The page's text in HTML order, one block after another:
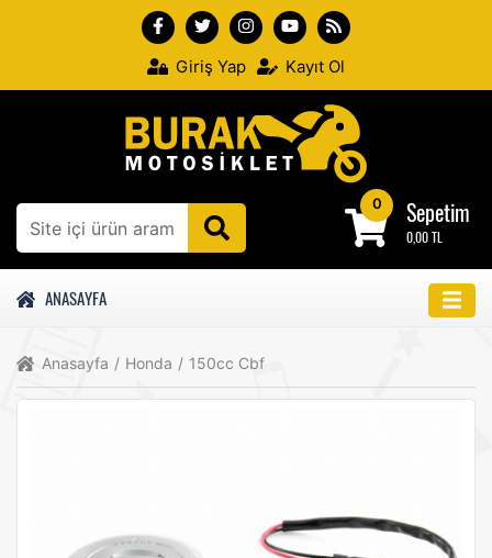
Giriş Yap Kayıt Ol
0 Sepetim
0,00 TL
ANASAYFA
Anasayfa / Honda / 150cc Cbf